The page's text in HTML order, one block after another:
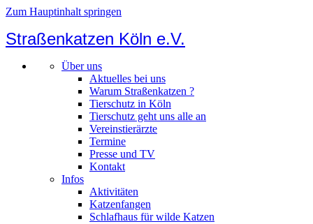
Zum Hauptinhalt springen
Straßenkatzen Köln e.V.
Über uns
Aktuelles bei uns
Warum Straßenkatzen ?
Tierschutz in Köln
Tierschutz geht uns alle an
Vereinstierärzte
Termine
Presse und TV
Kontakt
Infos
Aktivitäten
Katzenfangen
Schlafhaus für wilde Katzen